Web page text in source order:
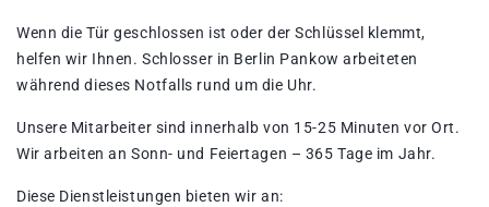
Wenn die Tür geschlossen ist oder der Schlüssel klemmt,
helfen wir Ihnen. Schlosser in Berlin Pankow arbeiteten
während dieses Notfalls rund um die Uhr.
Unsere Mitarbeiter sind innerhalb von 15-25 Minuten vor Ort.
Wir arbeiten an Sonn- und Feiertagen – 365 Tage im Jahr.
Diese Dienstleistungen bieten wir an: